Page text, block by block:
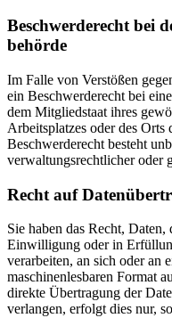
Beschwerde­recht bei
behörde
Im Falle von Verstößen
ein Beschwerderecht bei
dem Mitgliedstaat ihres
Arbeitsplatzes oder des Orts
Beschwerderecht besteht
verwaltungsrechtlicher oder
Recht auf
Sie haben das Recht,
Einwilligung oder in
verarbeiten, an sich oder an
maschinenlesbaren Format
direkte Übertragung der
verlangen, erfolgt dies nur,